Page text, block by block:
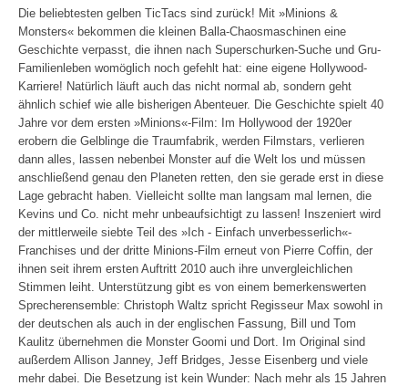
Die beliebtesten gelben TicTacs sind zurück! Mit »Minions &
Monsters« bekommen die kleinen Balla-Chaosmaschinen eine
Geschichte verpasst, die ihnen nach Superschurken-Suche und Gru-
Familienleben womöglich noch gefehlt hat: eine eigene Hollywood-
Karriere! Natürlich läuft auch das nicht normal ab, sondern geht
ähnlich schief wie alle bisherigen Abenteuer. Die Geschichte spielt 40
Jahre vor dem ersten »Minions«-Film: Im Hollywood der 1920er
erobern die Gelblinge die Traumfabrik, werden Filmstars, verlieren
dann alles, lassen nebenbei Monster auf die Welt los und müssen
anschließend genau den Planeten retten, den sie gerade erst in diese
Lage gebracht haben. Vielleicht sollte man langsam mal lernen, die
Kevins und Co. nicht mehr unbeaufsichtigt zu lassen! Inszeniert wird
der mittlerweile siebte Teil des »Ich - Einfach unverbesserlich«-
Franchises und der dritte Minions-Film erneut von Pierre Coffin, der
ihnen seit ihrem ersten Auftritt 2010 auch ihre unvergleichlichen
Stimmen leiht. Unterstützung gibt es von einem bemerkenswerten
Sprecherensemble: Christoph Waltz spricht Regisseur Max sowohl in
der deutschen als auch in der englischen Fassung, Bill und Tom
Kaulitz übernehmen die Monster Goomi und Dort. Im Original sind
außerdem Allison Janney, Jeff Bridges, Jesse Eisenberg und viele
mehr dabei. Die Besetzung ist kein Wunder: Nach mehr als 15 Jahren